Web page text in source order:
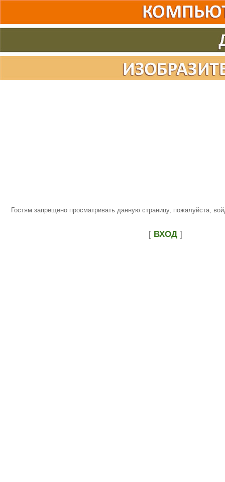
Гостям запрещено просматривать данную страницу, пожалуйста,
[ ВХОД ]